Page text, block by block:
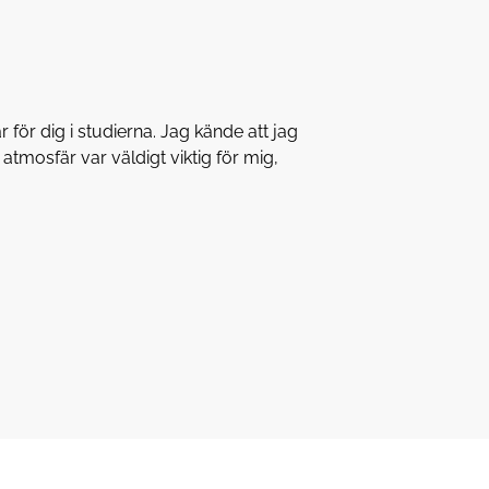
för dig i studierna. Jag kände att jag
var väldigt viktig för mig,